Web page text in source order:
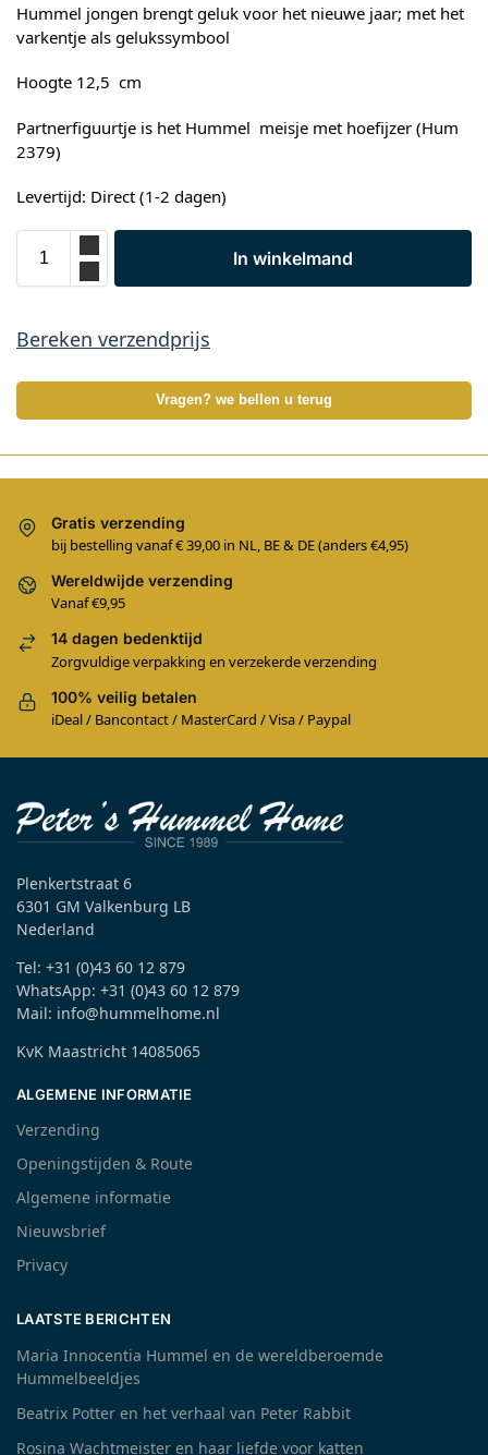
Hummel jongen brengt geluk voor het nieuwe jaar; met het
varkentje als gelukssymbool
Hoogte 12,5 cm
Partnerfiguurtje is het Hummel meisje met hoefijzer (Hum
2379)
Levertijd: Direct (1-2 dagen)
In winkelmand
Bereken verzendprijs
Vragen? we bellen u terug
Gratis verzending
bij bestelling vanaf € 39,00 in NL, BE & DE (anders €4,95)
Wereldwijde verzending
Vanaf €9,95
14 dagen bedenktijd
Zorgvuldige verpakking en verzekerde verzending
100% veilig betalen
iDeal / Bancontact / MasterCard / Visa / Paypal
Plenkertstraat 6
6301 GM Valkenburg LB
Nederland
Tel: +31 (0)43 60 12 879
WhatsApp: +31 (0)43 60 12 879
Mail: info@hummelhome.nl
KvK Maastricht 14085065
ALGEMENE INFORMATIE
Verzending
Openingstijden & Route
Algemene informatie
Nieuwsbrief
Privacy
LAATSTE BERICHTEN
Maria Innocentia Hummel en de wereldberoemde
Hummelbeeldjes
Beatrix Potter en het verhaal van Peter Rabbit
Rosina Wachtmeister en haar liefde voor katten